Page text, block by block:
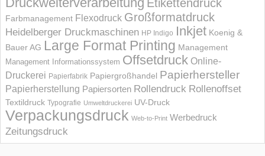
Etikettendruck
Farbmanagement Flexodruck Großformatdruck
Heidelberger Druckmaschinen HP Indigo Inkjet Koenig &
Bauer AG Large Format Printing Management
Management Informations­system Offsetdruck Online-
Druckerei Papierfabrik Papiergroßhandel Papierhersteller
Papierherstellung Papiersorten Rollendruck Rollenoffset
Textildruck Typografie Umweltdruckerei UV-Druck
Verpackungsdruck Web-to-Print Werbedruck
Zeitungsdruck